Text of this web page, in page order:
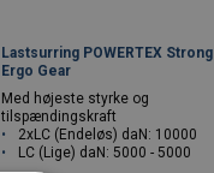
Lastsurring POWERTEX Strong
Ergo Gear
Med højeste styrke og
tilspændingskraft
2xLC (Endeløs) daN: 10000
LC (Lige) daN: 5000 - 5000